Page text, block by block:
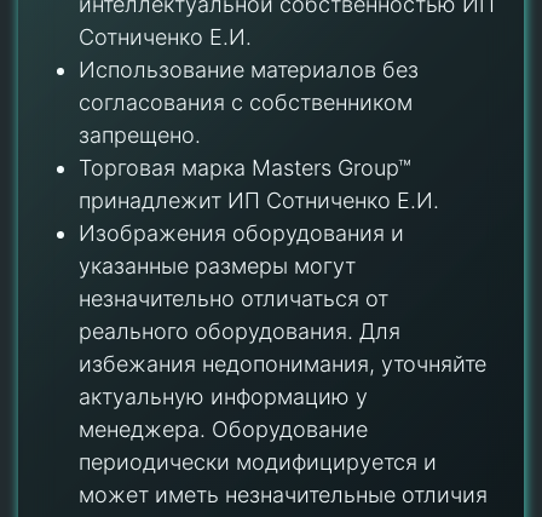
Сотниченко Е.И.
Использование материалов без
согласования с собственником
запрещено.
Торговая марка Masters Group™
принадлежит ИП Сотниченко Е.И.
Изображения оборудования и
указанные размеры могут
незначительно отличаться от
реального оборудования. Для
избежания недопонимания, уточняйте
актуальную информацию у
менеджера. Оборудование
периодически модифицируется и
может иметь незначительные отличия